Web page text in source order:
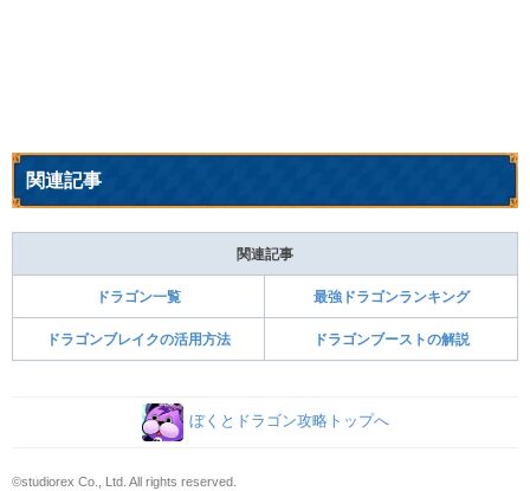
関連記事
関連記事
ドラゴン一覧 最強ドラゴンランキング
ドラゴンブレイクの活用方法 ドラゴンブーストの解説
ぼくとドラゴン攻略トップへ
©studiorex Co., Ltd. All rights reserved.